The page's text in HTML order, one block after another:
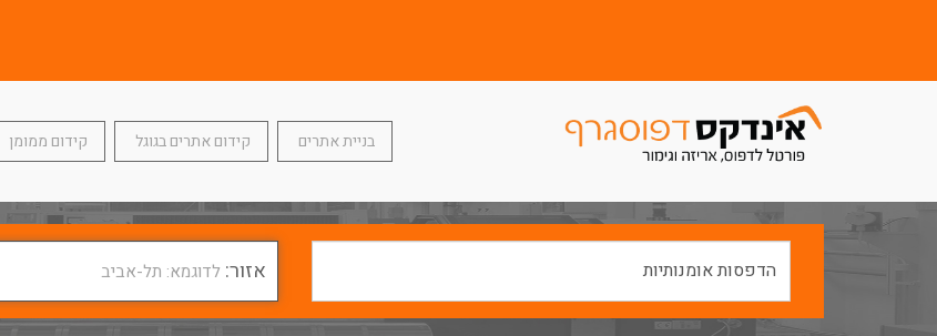
בניית אתרים קידום אתרים בגוגל קידום ממומן
אזור: לדוגמא: תל-אביב